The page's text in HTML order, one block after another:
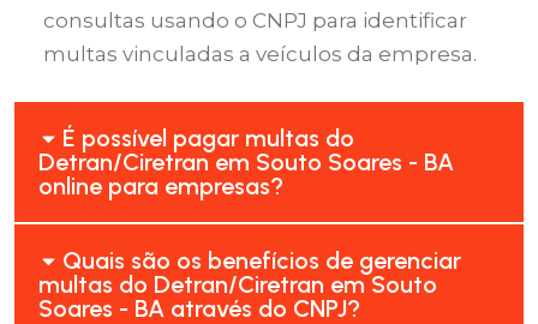
consultas usando o CNPJ para identificar
multas vinculadas a veículos da empresa.
É possível pagar multas do
Detran/Ciretran em Souto Soares - BA
online para empresas?
Quais são os benefícios de gerenciar
multas do Detran/Ciretran em Souto
Soares - BA através do CNPJ?